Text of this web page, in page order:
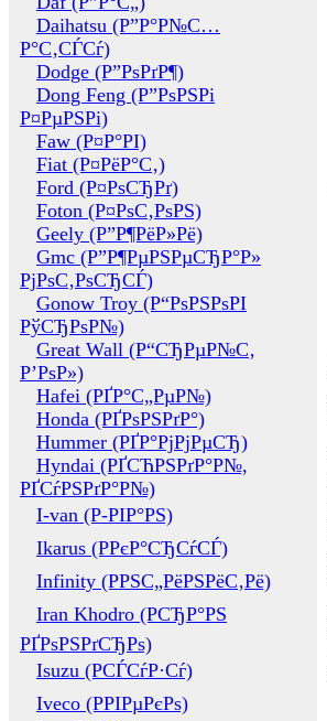
Daihatsu (Р”Р°Р№С…
Р°С‚СЃСѓ)
Dodge (Р”РѕРґР¶)
Dong Feng (Р”РѕРЅРі
Р¤РµРЅРі)
Faw (Р¤Р°РІ)
Fiat (Р¤РёР°С‚)
Ford (Р¤РѕСЂРґ)
Foton (Р¤РѕС‚РѕРЅ)
Geely (Р”Р¶РёР»Рё)
Gmc (Р”Р¶РµРЅРµСЂР°Р»
РјРѕС‚РѕСЂСЃ)
Gonow Troy (Р“РѕРЅРѕРІ
РўСЂРѕР№)
Great Wall (Р“СЂРµР№С‚
Р’РѕР»)
Hafei (РҐР°С„РµР№)
Honda (РҐРѕРЅРґР°)
Hummer (РҐР°РјРјРµСЂ)
Hyndai (РҐСЋРЅРґР°Р№,
РҐСѓРЅРґР°Р№)
I-van (Р-РІР°РЅ)
Ikarus (РРєР°СЂСѓСЃ)
Infinity (РРЅС„РёРЅРёС‚Рё)
Iran Khodro (РСЂР°РЅ
РҐРѕРЅРґСЂРѕ)
Isuzu (РСЃСѓР·Сѓ)
Iveco (РРІРµРєРѕ)